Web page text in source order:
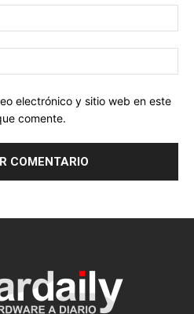
electrónico y sitio web en este
comente.